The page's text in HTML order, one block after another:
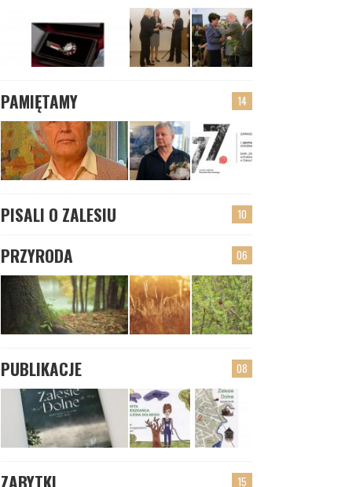
14
PAMIĘTAMY
10
PISALI O ZALESIU
06
PRZYRODA
08
PUBLIKACJE
15
ZABYTKI